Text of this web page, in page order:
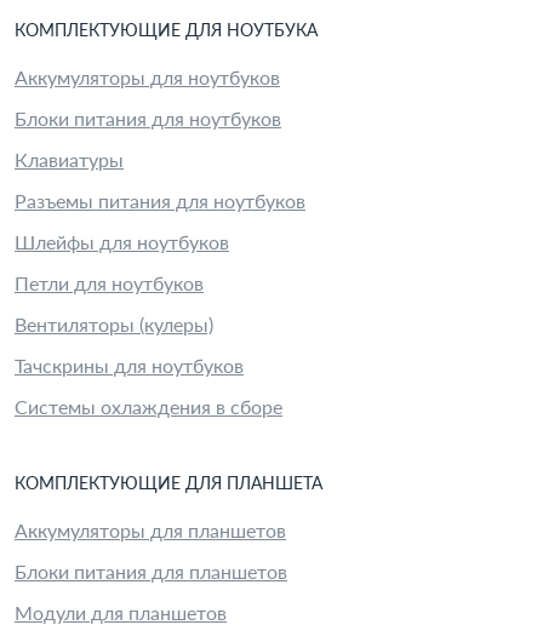
КОМПЛЕКТУЮЩИЕ ДЛЯ НОУТБУКА
Аккумуляторы для ноутбуков
Блоки питания для ноутбуков
Клавиатуры
Разъемы питания для ноутбуков
Шлейфы для ноутбуков
Петли для ноутбуков
Вентиляторы (кулеры)
Тачскрины для ноутбуков
Системы охлаждения в сборе
КОМПЛЕКТУЮЩИЕ ДЛЯ ПЛАНШЕТА
Аккумуляторы для планшетов
Блоки питания для планшетов
Модули для планшетов